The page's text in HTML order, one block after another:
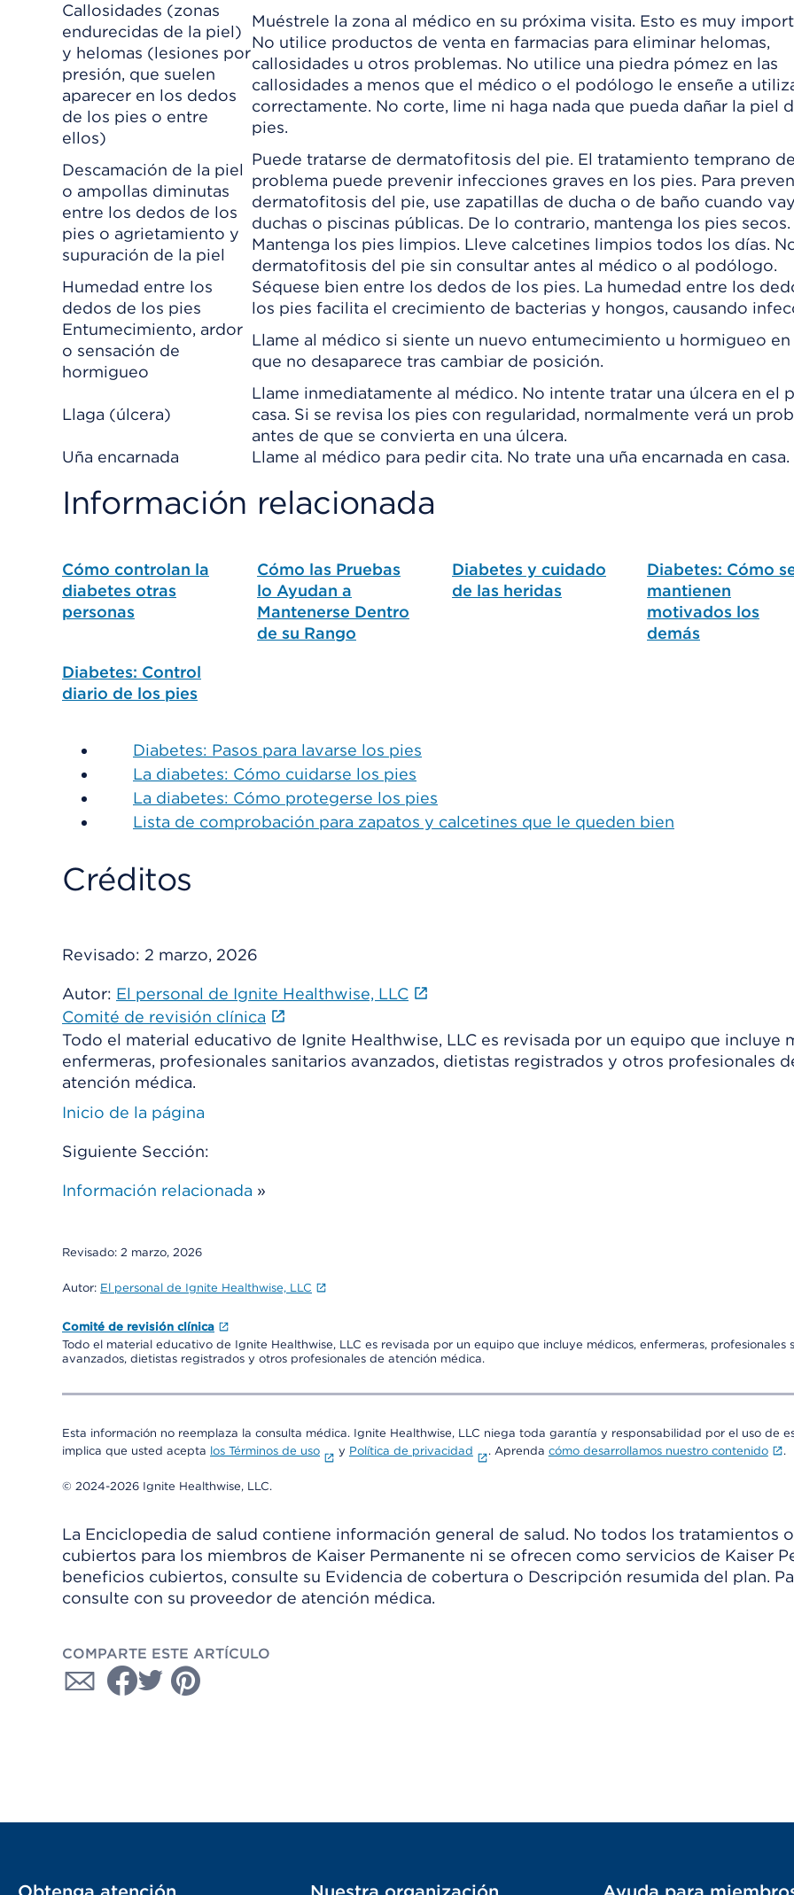
Callosidades (zonas
endurecidas de la piel)
y helomas (lesiones por
presión, que suelen
aparecer en los dedos
de los pies o entre
ellos)
Muéstrele la zona al médico en su próxima visita. Esto es muy
No utilice productos de venta en farmacias para eliminar helomas,
callosidades u otros problemas. No utilice una piedra pómez en las
callosidades a menos que el médico o el podólogo le enseñe a
correctamente. No corte, lime ni haga nada que pueda dañar la piel
pies.
Descamación de la piel
o ampollas diminutas
entre los dedos de los
pies o agrietamiento y
supuración de la piel
Puede tratarse de dermatofitosis del pie. El tratamiento temprano
problema puede prevenir infecciones graves en los pies. Para
dermatofitosis del pie, use zapatillas de ducha o de baño cuando
duchas o piscinas públicas. De lo contrario, mantenga los pies secos.
Mantenga los pies limpios. Lleve calcetines limpios todos los días.
dermatofitosis del pie sin consultar antes al médico o al podólogo.
Humedad entre los
dedos de los pies
Séquese bien entre los dedos de los pies. La humedad entre los
los pies facilita el crecimiento de bacterias y hongos, causando
Entumecimiento, ardor
o sensación de
hormigueo
Llame al médico si siente un nuevo entumecimiento u hormigueo en
que no desaparece tras cambiar de posición.
Llaga (úlcera)
Llame inmediatamente al médico. No intente tratar una úlcera en el
casa. Si se revisa los pies con regularidad, normalmente verá un
antes de que se convierta en una úlcera.
Uña encarnada
Llame al médico para pedir cita. No trate una uña encarnada en casa.
Información relacionada
Cómo controlan la
diabetes otras
personas
Cómo las Pruebas
lo Ayudan a
Mantenerse Dentro
de su Rango
Diabetes y cuidado
de las heridas
Diabetes: Cómo
mantienen
motivados los
demás
Diabetes: Control
diario de los pies
Diabetes: Pasos para lavarse los pies
La diabetes: Cómo cuidarse los pies
La diabetes: Cómo protegerse los pies
Lista de comprobación para zapatos y calcetines que le queden bien
Créditos
Revisado: 2 marzo, 2026
Autor: El personal de Ignite Healthwise, LLC
Comité de revisión clínica
Todo el material educativo de Ignite Healthwise, LLC es revisada por un equipo que incluye
enfermeras, profesionales sanitarios avanzados, dietistas registrados y otros profesionales
atención médica.
Inicio de la página
Siguiente Sección:
Información relacionada »
Revisado: 2 marzo, 2026
Autor: El personal de Ignite Healthwise, LLC
Comité de revisión clínica
Todo el material educativo de Ignite Healthwise, LLC es revisada por un equipo que incluye médicos, enfermeras, profesionales
avanzados, dietistas registrados y otros profesionales de atención médica.
Esta información no reemplaza la consulta médica. Ignite Healthwise, LLC niega toda garantía y responsabilidad por el uso de
implica que usted acepta los Términos de uso y Política de privacidad . Aprenda cómo desarrollamos nuestro contenido .
© 2024-2026 Ignite Healthwise, LLC.
La Enciclopedia de salud contiene información general de salud. No todos los tratamientos
cubiertos para los miembros de Kaiser Permanente ni se ofrecen como servicios de Kaiser
beneficios cubiertos, consulte su Evidencia de cobertura o Descripción resumida del plan.
consulte con su proveedor de atención médica.
COMPARTE ESTE ARTÍCULO